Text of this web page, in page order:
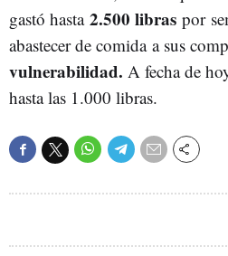
gastó hasta 2.500 libras por
abastecer de comida a sus
vulnerabilidad. A fecha de
hasta las 1.000 libras.